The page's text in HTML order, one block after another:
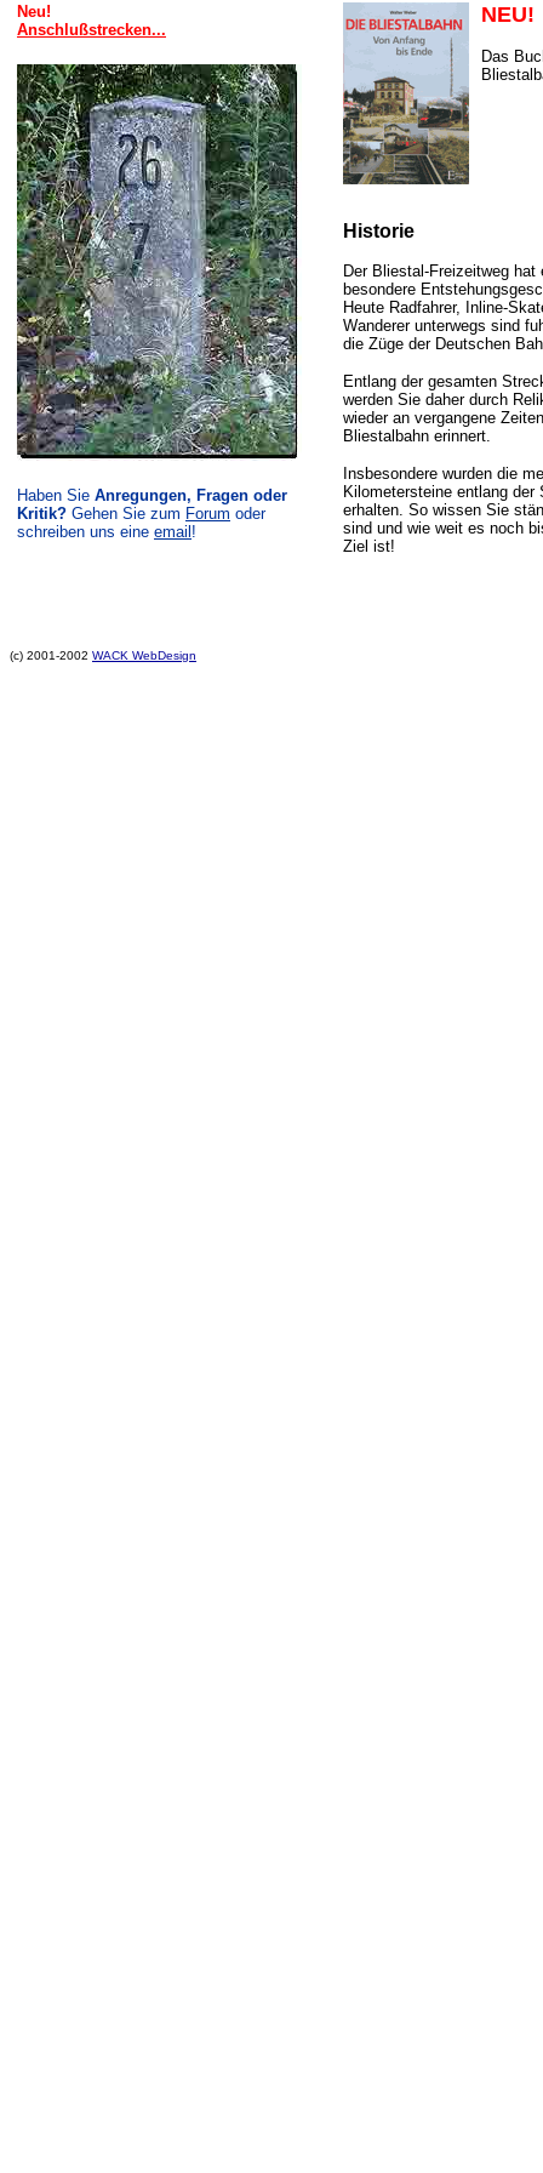
Neu!
Anschlußstrecken...
Haben Sie Anregungen, Fragen oder
Kritik? Gehen Sie zum Forum oder
schreiben uns eine email !
(c) 2001-2002 WACK WebDesign
NEU!
Das
Historie
Der Bliestal-Freizeitweg hat
besondere
Heute Radfahrer, Inline-
Wanderer unterwegs sind
die Züge der Deutschen
Entlang der gesamten
werden Sie daher durch
wieder an vergangene
Bliestalbahn erinnert.
Insbesondere wurden die
Kilometersteine entlang der
erhalten. So wissen Sie
sind und wie weit es noch
Ziel ist!